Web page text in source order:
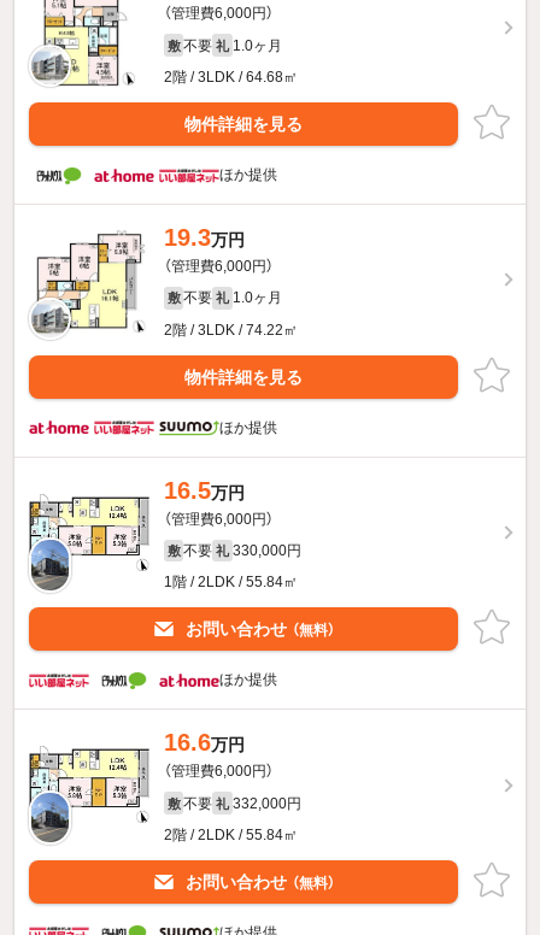
（管理費6,000円）
敷 不要 礼 1.0ヶ月
2階 / 3LDK / 64.68㎡
物件詳細を見る
ほか提供
19.3万円
（管理費6,000円）
敷 不要 礼 1.0ヶ月
2階 / 3LDK / 74.22㎡
物件詳細を見る
ほか提供
16.5万円
（管理費6,000円）
敷 不要 礼 330,000円
1階 / 2LDK / 55.84㎡
お問い合わせ （無料）
ほか提供
16.6万円
（管理費6,000円）
敷 不要 礼 332,000円
2階 / 2LDK / 55.84㎡
お問い合わせ （無料）